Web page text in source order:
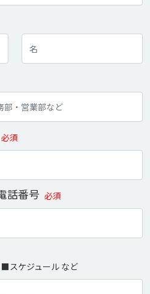
必須
話番号 必須
スケジュール など